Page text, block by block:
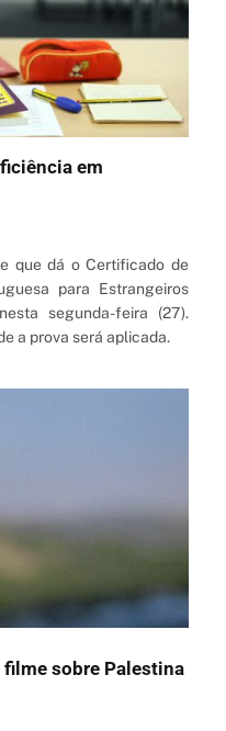
em
que dá o Certificado de
para Estrangeiros
segunda-feira (27).
a prova será aplicada.
sobre Palestina